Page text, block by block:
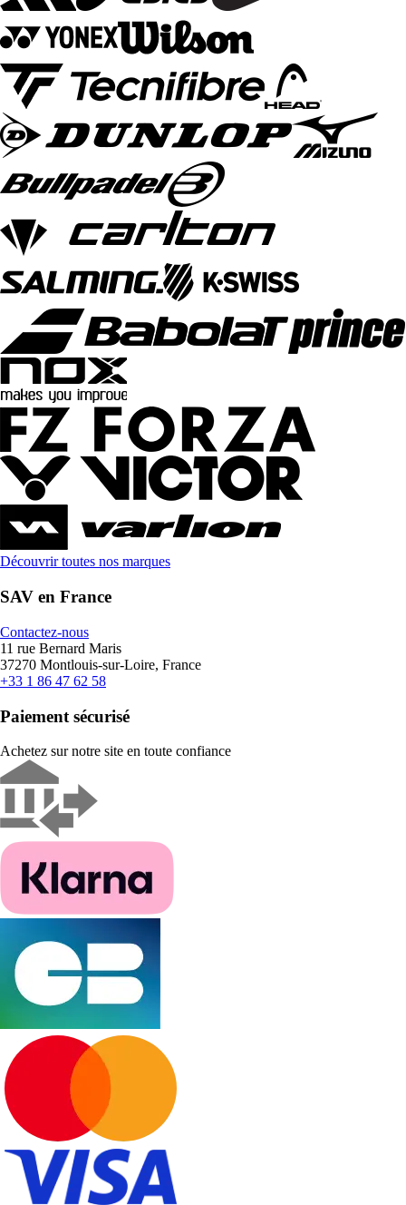
Découvrir toutes nos marques
SAV en France
Contactez-nous
11 rue Bernard Maris
37270 Montlouis-sur-Loire, France
+33 1 86 47 62 58
Paiement sécurisé
Achetez sur notre site en toute confiance